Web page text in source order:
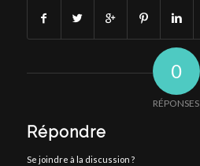
0
RÉPONSES
Répondre
Se joindre à la discussion ?